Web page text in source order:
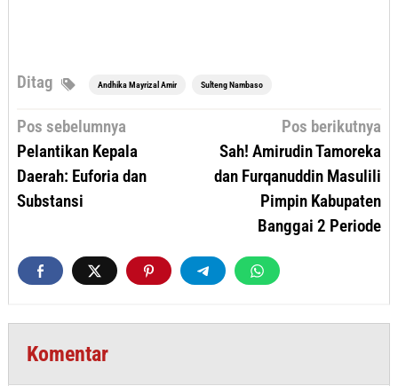
Ditag Andhika Mayrizal Amir Sulteng Nambaso
Navigasi
Pos sebelumnya
Pelantikan Kepala
Daerah: Euforia dan
Substansi
Pos berikutnya
Sah! Amirudin Tamoreka
dan Furqanuddin Masulili
Pimpin Kabupaten
Banggai 2 Periode
Komentar